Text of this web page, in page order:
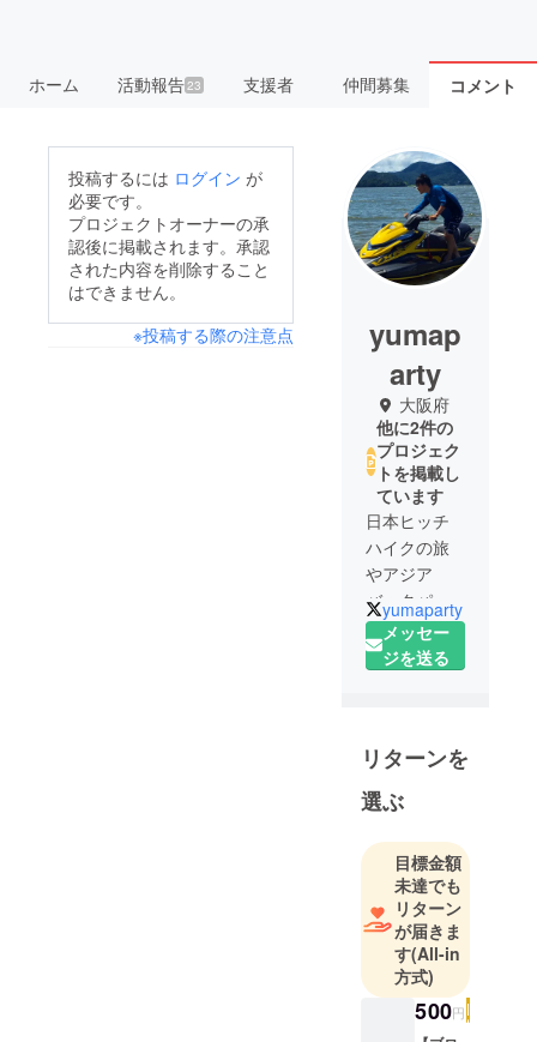
ホーム 活動報告23 支援者 仲間募集 コメント
投稿するには ログイン が
必要です。
プロジェクトオーナーの承
認後に掲載されます。承認
された内容を削除すること
はできません。
※投稿する際の注意点
yumap
arty
大阪府
他に2件の
プロジェク
トを掲載し
ています
日本ヒッチ
ハイクの旅
やアジア
バックパッ
ク一人旅を
経験し今は
yumaparty
メッセー
ジを送る
リターンを
選ぶ
目標金額
未達でも
リターン
が届きま
す(All-in
方式)
500円